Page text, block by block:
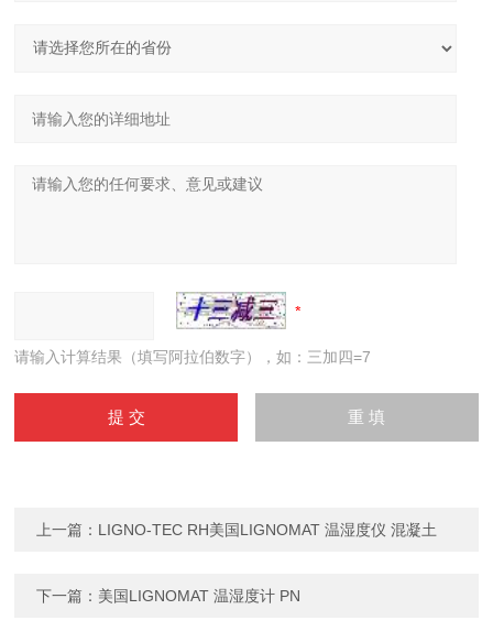
请输入计算结果（填写阿拉伯数字），如：三加四=7
上一篇： LIGNO-TEC RH美国LIGNOMAT 温湿度仪 混凝土
下一篇： 美国LIGNOMAT 温湿度计 PN